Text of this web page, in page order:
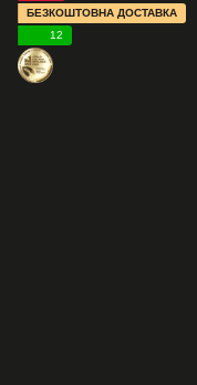
БЕЗКОШТОВНА ДОСТАВКА
12